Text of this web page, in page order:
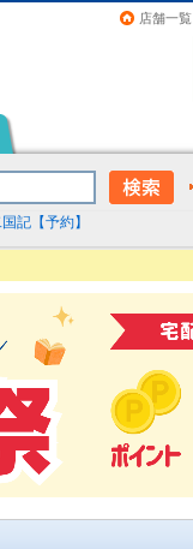
店舗一覧
記【予約】